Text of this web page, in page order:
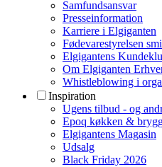
Samfundsansvar
Presseinformation
Karriere i Elgiganten
Fødevarestyrelsen
Elgigantens
Om Elgiganten
Whistleblowing i
Inspiration
Ugens tilbud - og
Epoq køkken &
Elgigantens Magasin
Udsalg
Black Friday 2026